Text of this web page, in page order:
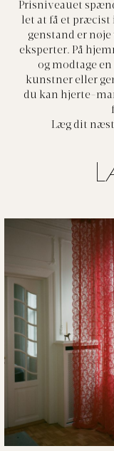
Prisniveauet
let at få et præcist
genstand er
eksperter. På
og modtage
kunstner eller
du kan hjerte-
Læg dit